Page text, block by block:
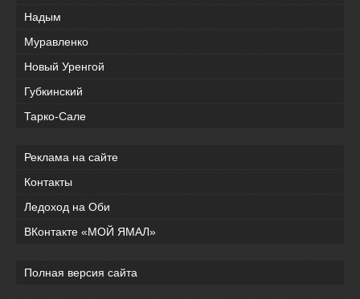
Надым
Муравленко
Новый Уренгой
Губкинский
Тарко-Сале
Реклама на сайте
Контакты
Ледоход на Оби
ВКонтакте «МОЙ ЯМАЛ»
Полная версия сайта